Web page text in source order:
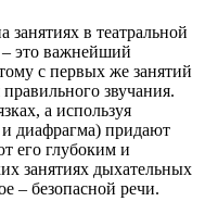
в театральной
– это важнейший
с первых же занятий
звучания.
а используя
и диафрагма) придают
его глубоким и
занятиях дыхательных
– безопасной речи.